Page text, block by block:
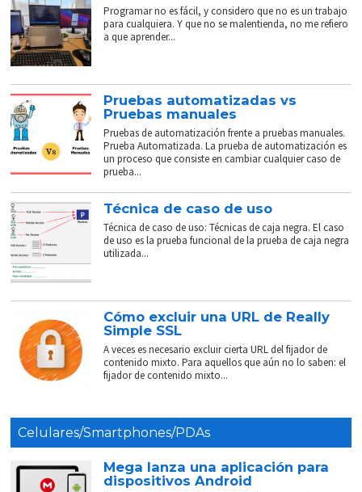
Programar no es fácil, y considero que no es un trabajo
para cualquiera. Y que no se malentienda, no me refiero
a que aprender...
Pruebas automatizadas vs
Pruebas manuales
Pruebas de automatización frente a pruebas manuales.
Prueba Automatizada. La prueba de automatización es
un proceso que consiste en cambiar cualquier caso de
prueba...
Técnica de caso de uso
Técnica de caso de uso: Técnicas de caja negra. El caso
de uso es la prueba funcional de la prueba de caja negra
utilizada...
Cómo excluir una URL de Really
Simple SSL
A veces es necesario excluir cierta URL del fijador de
contenido mixto. Para aquellos que aún no lo saben: el
fijador de contenido mixto...
Celulares/Smartphones/PDAs
Mega lanza una aplicación para
dispositivos Android